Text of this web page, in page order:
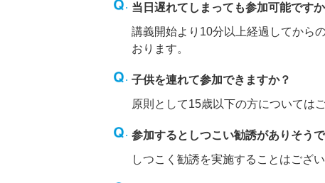
当日遅れてしまっても参加可能です
講義開始より10分以上経過してから
おります。
子供を連れて参加できますか？
原則として15歳以下の方については
参加するとしつこい勧誘がありそう
しつこく勧誘を実施することはござ